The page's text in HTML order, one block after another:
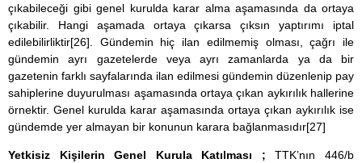
çıkabileceği gibi genel kurulda karar alma aşamasında da ortaya
çıkabilir. Hangi aşamada ortaya çıkarsa çıksın yaptırımı iptal
edilebilirliktir[26] . Gündemin hiç ilan edilmemiş olması, çağrı ile
gündemin ayrı gazetelerde veya ayrı zamanlarda ya da bir
gazetenin farklı sayfalarında ilan edilmesi gündemin düzenlenip pay
sahiplerine duyurulması aşamasında ortaya çıkan aykırılık hallerine
örnektir. Genel kurulda karar aşamasında ortaya çıkan aykırılık ise
gündemde yer almayan bir konunun karara bağlanmasıdır[27]
Yetkisiz Kişilerin Genel Kurula Katılması ;TTK’nın 446/b